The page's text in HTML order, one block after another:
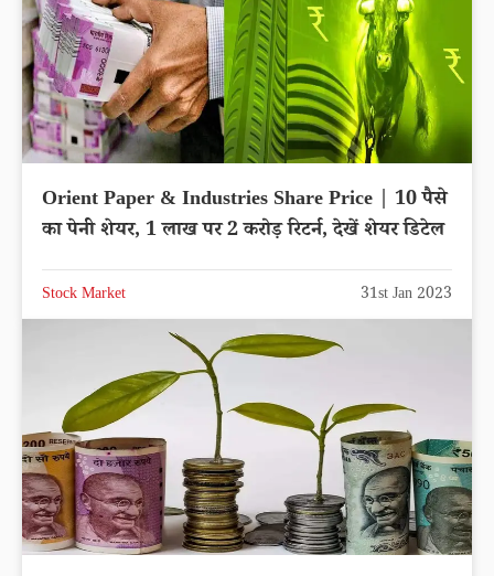
Orient Paper & Industries Share Price | 10 पैसे
का पेनी शेयर, 1 लाख पर 2 करोड़ रिटर्न, देखें शेयर डिटेल
Stock Market 31st Jan 2023